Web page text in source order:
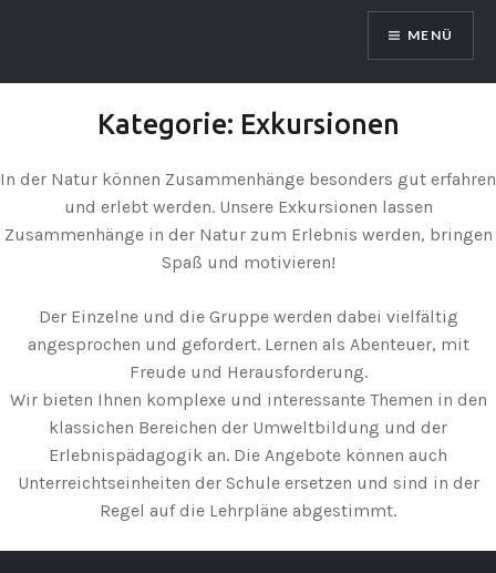
MENÜ
Kategorie: Exkursionen
In der Natur können Zusammenhänge besonders gut erfahren
und erlebt werden. Unsere Exkursionen lassen
Zusammenhänge in der Natur zum Erlebnis werden, bringen
Spaß und motivieren!
Der Einzelne und die Gruppe werden dabei vielfältig
angesprochen und gefordert. Lernen als Abenteuer, mit
Freude und Herausforderung.
Wir bieten Ihnen komplexe und interessante Themen in den
klassichen Bereichen der Umweltbildung und der
Erlebnispädagogik an. Die Angebote können auch
Unterreichtseinheiten der Schule ersetzen und sind in der
Regel auf die Lehrpläne abgestimmt.